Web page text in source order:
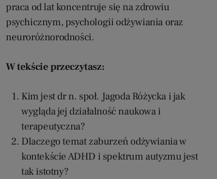
praca od lat koncentruje się na zdrowiu
psychicznym, psychologii odżywiania oraz
neuroróżnorodności.
W tekście przeczytasz:
Kim jest dr n. społ. Jagoda Różycka i jak
wygląda jej działalność naukowa i
terapeutyczna?
Dlaczego temat zaburzeń odżywiania w
kontekście ADHD i spektrum autyzmu jest
tak istotny?